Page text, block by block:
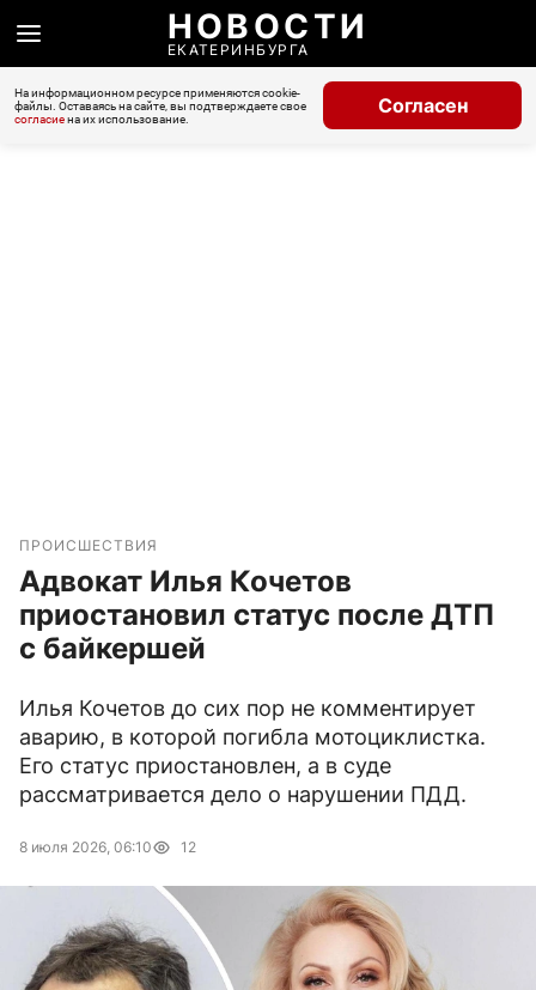
НОВОСТИ
ЕКАТЕРИНБУРГА
На информационном ресурсе применяются cookie-
файлы. Оставаясь на сайте, вы подтверждаете свое
согласиена их использование.
Согласен
ПРОИСШЕСТВИЯ
Адвокат Илья Кочетов
приостановил статус после ДТП
с байкершей
Илья Кочетов до сих пор не комментирует
аварию, в которой погибла мотоциклистка.
Его статус приостановлен, а в суде
рассматривается дело о нарушении ПДД.
8 июля 2026, 06:10 12